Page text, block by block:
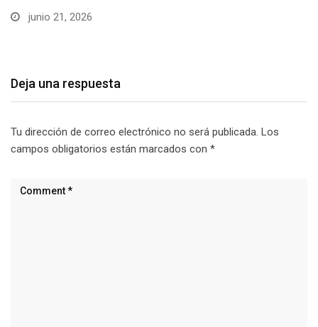
junio 21, 2026
Deja una respuesta
Tu dirección de correo electrónico no será publicada. Los
campos obligatorios están marcados con *